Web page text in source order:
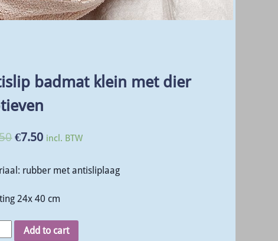
badmat klein met dier
€7.50 incl. BTW
rubber met antisliplaag
24x 40 cm
Add to cart